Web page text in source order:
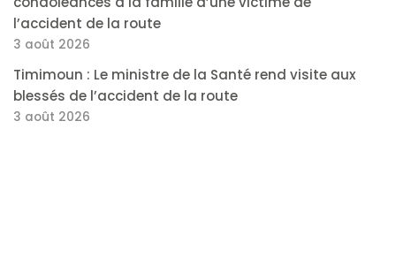
l’accident de la route
3 août 2026
Timimoun : Le ministre de la Santé rend visite aux
blessés de l’accident de la route
3 août 2026